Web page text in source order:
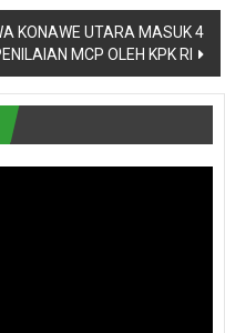
KONAWE UTARA MASUK 4
MCP OLEH KPK RI